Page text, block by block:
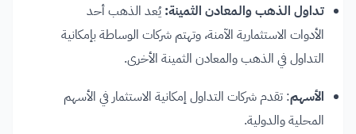
تداول الذهب والمعادن الثمينة: يُعد الذهب أحد
الأدوات الاستثمارية الآمنة، وتهتم شركات الوساطة بإمكانية
التداول في الذهب والمعادن الثمينة الأخرى.
الأسهم: تقدم شركات التداول إمكانية الاستثمار في الأسهم
المحلية والدولية.